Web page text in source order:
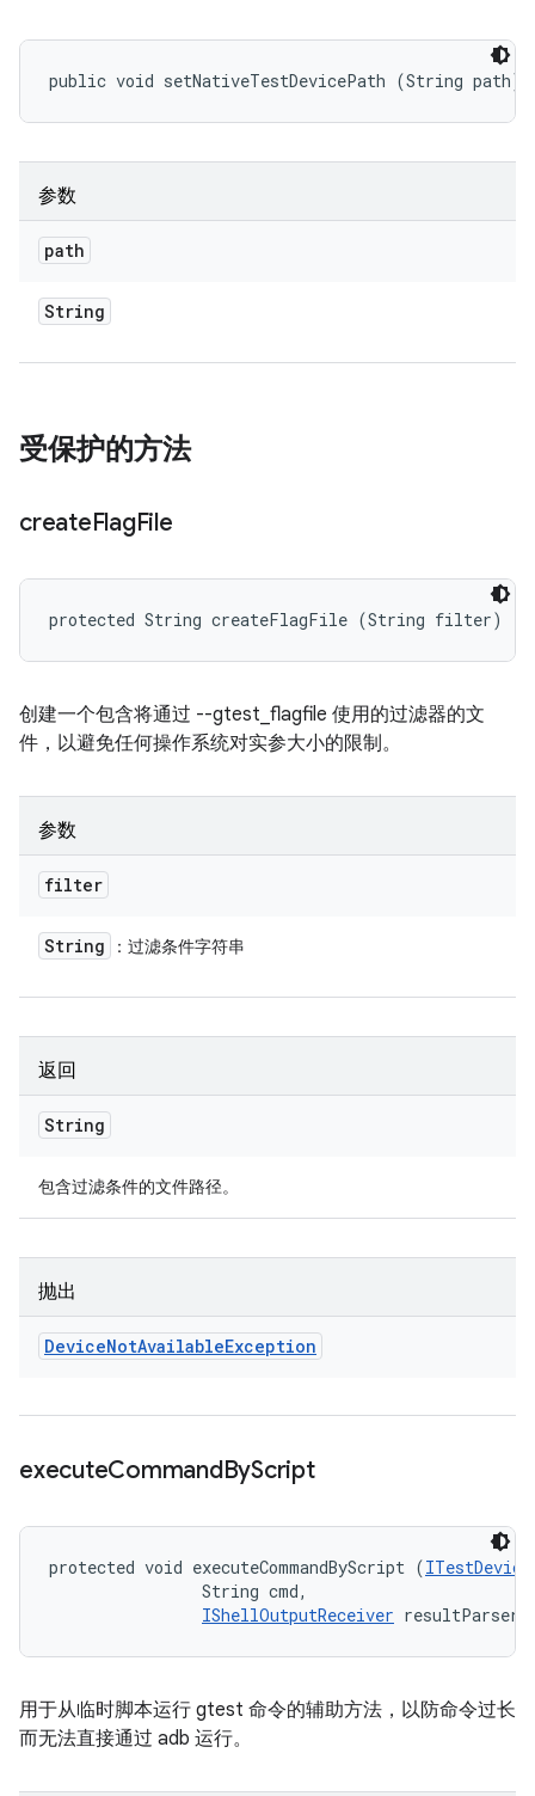
public void setNativeTestDevicePath (String path)
参数
path
String
受保护的方法
createFlagFile
protected String createFlagFile (String filter)
创建一个包含将通过 --gtest_flagfile 使用的过滤器的文
件，以避免任何操作系统对实参大小的限制。
参数
filter
String ：过滤条件字符串
返回
String
包含过滤条件的文件路径。
抛出
DeviceNotAvailableException
executeCommandByScript
protected void executeCommandByScript (ITestDevice
                String cmd,
IShellOutputReceiver resultParser)
用于从临时脚本运行 gtest 命令的辅助方法，以防命令过长
而无法直接通过 adb 运行。